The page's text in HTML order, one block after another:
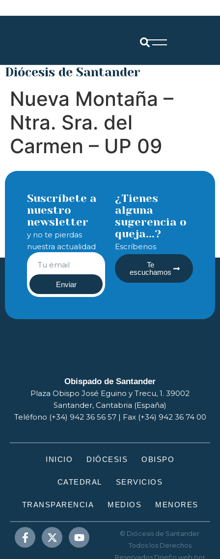
Diócesis de Santander
Nueva Montaña –
Ntra. Sra. del
Carmen – UP 09
Suscríbete a
nuestro
newsletter
y no te pierdas
nuestra actualidad
Enviar
¿Tienes
alguna
sugerencia o
queja...?
Escríbenos
Te
escuchamos
Obispado de Santander
Plaza Obispo José Eguino y Trecu, 1. 39002
Santander, Cantabria (España)
Teléfono (+34) 942 36 56 57 | Fax (+34) 942 36 74 00
INICIO DIÓCESIS OBISPO
CATEDRAL SERVICIOS
TRANSPARENCIA MEDIOS MENORES
© Diócesis de Santander.
Todos los Derechos
Reservados Diseño web por